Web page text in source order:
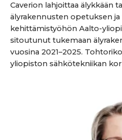
Caverion lahjoittaa älykkään
älyrakennusten opetuksen
kehittämistyöhön Aalto-
sitoutunut tukemaan
vuosina 2021–2025.
yliopiston sähkötekniikan